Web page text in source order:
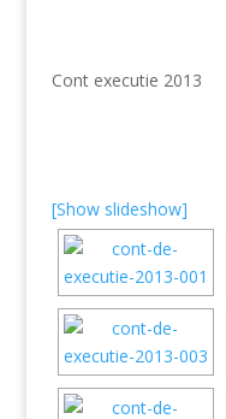
Cont executie 2013
[Show slideshow]